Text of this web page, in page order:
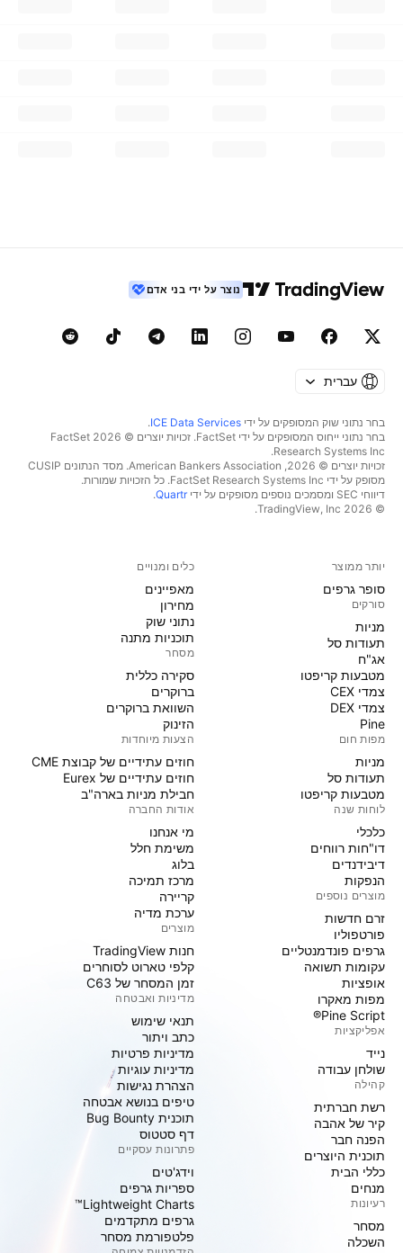
נוצר על ידי בני אדם
עברית
בחר נתוני שוק המסופקים על ידי ICE Data Services
.
בחר נתוני ייחוס המסופקים על ידי FactSet. זכויות יוצרים © 2026 ‏FactSet
Research Systems Inc.‏
זכויות יוצרים © 2026, ‏American Bankers Association. מסד הנתונים CUSIP
מסופק על ידי FactSet Research Systems Inc. כל הזכויות שמורות.
דיווחי SEC ומסמכים נוספים מסופקים על ידי
Quartr
.
© 2026 ‏TradingView, Inc.‏
יותר ממוצר
סופר גרפים
סורקים
מניות‏
תעודות סל
אג"ח
מטבעות קריפטו
צמדי CEX
צמדי DEX
Pine
מפות חום
מניות‏
תעודות סל
מטבעות קריפטו
לוחות שנה
כלכלי
דו"חות רווחים
דיבידנדים
הנפקות
מוצרים נוספים
זרם חדשות
פורטפוליו
גרפים פונדמנטליים
עקומות תשואה
אופציות
מפות מאקרו
Pine Script®
אפליקציות
נייד
שולחן עבודה
קהילה
רשת חברתית
קיר של אהבה
הפנה חבר
תוכנית היוצרים
כללי הבית
מנחים
רעיונות
מסחר
השכלה
כלים ומנויים
מאפיינים
מחירון
נתוני שוק
תוכניות מתנה
מסחר
סקירה כללית
ברוקרים
השוואת ברוקרים
הזינוק
הצעות מיוחדות
חוזים עתידיים של קבוצת CME
חוזים עתידיים של Eurex
חבילת מניות בארה"ב
אודות החברה
מי אנחנו
משימת חלל
בלוג
מרכז תמיכה
קריירה
ערכת מדיה
מוצרים
חנות TradingView
קלפי טארוט לסוחרים
זמן המסחר של C63
מדיניות ואבטחה
תנאי שימוש
כתב ויתור
מדיניות פרטיות
מדיניות עוגיות
הצהרת נגישות
טיפים בנושא אבטחה
תוכנית Bug Bounty
דף סטטוס
פתרונות עסקיים
וידג'טים
ספריות גרפים
Lightweight Charts™
גרפים מתקדמים
פלטפורמת מסחר